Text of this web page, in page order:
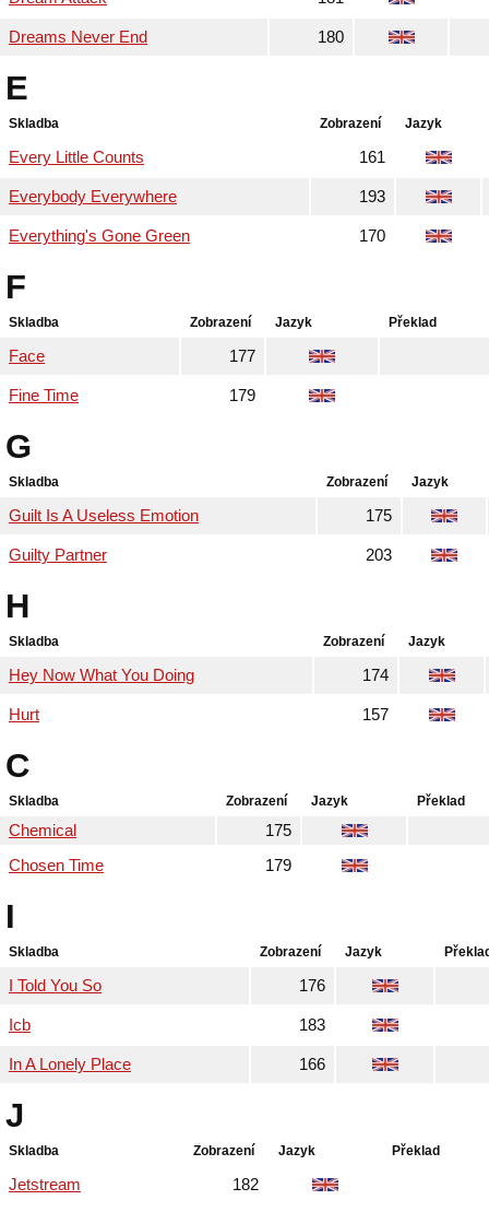
Dreams Never End 180
E
Skladba Zobrazení Jazyk
Every Little Counts 161
Everybody Everywhere 193
Everything's Gone Green 170
F
Skladba Zobrazení Jazyk Překlad
Face 177
Fine Time 179
G
Skladba Zobrazení Jazyk
Guilt Is A Useless Emotion 175
Guilty Partner 203
H
Skladba Zobrazení Jazyk
Hey Now What You Doing 174
Hurt 157
C
Skladba Zobrazení Jazyk Překlad
Chemical
175
Chosen Time
179
I
Skladba Zobrazení Jazyk
I Told You So 176
Icb 183
In A Lonely Place 166
J
Skladba Zobrazení Jazyk Překlad
Jetstream 182